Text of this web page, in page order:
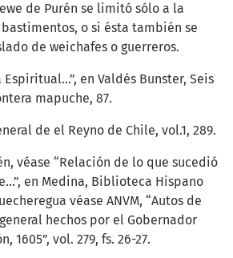
de Purén se limitó sólo a la
o si ésta también se
de weichafes o guerreros.
Espiritual...”, en Valdés Bunster, Seis
mapuche, 87.
de el Reyno de Chile, vol.1, 289.
véase “Relación de lo que sucedió
en Medina, Biblioteca Hispano
véase ANVM, “Autos de
hechos por el Gobernador
1605”, vol. 279, fs. 26-27.